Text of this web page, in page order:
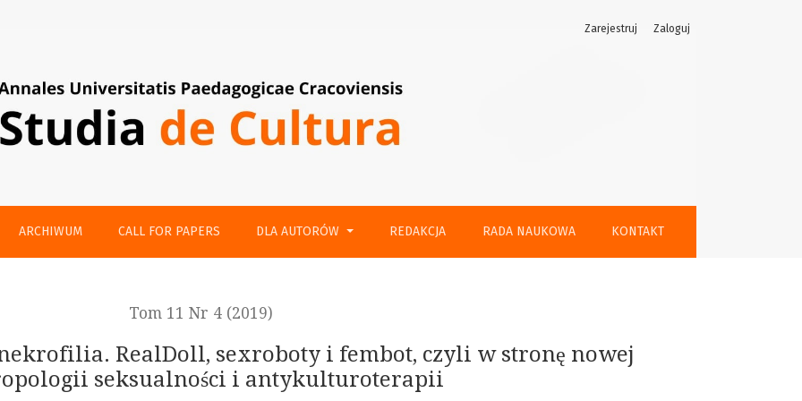
i fembot, czyli w stronę nowej antropologii seksualności i antykulturoterapii
ARCHIWUM CALL FOR PAPERS DLA AUTORÓW REDAKCJA RADA NAUKOWA KONTAKT
Zarejestruj Zaloguj
Tom 11 Nr 4 (2019)
RealDoll, sexroboty i fembot, czyli w stronę nowej
seksualności i antykulturoterapii